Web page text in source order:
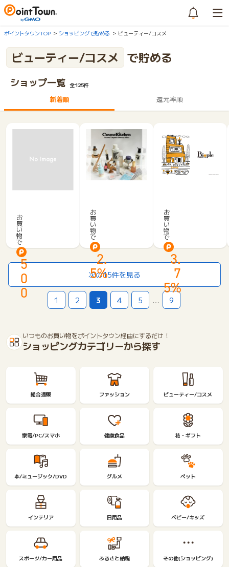
ポイントタウンTOP ショッピングで貯める ビューティー/コスメ
ビューティー/コスメ で貯める
ショップ一覧 全125件
新着順 還元率順
ス
化
粧
品】
ふ
き
取
り
実
ト
N
（初
お
買
い
物
で
5
0
0
ュ
ラ
ル
セ
レ
ト
シ
ョ
ッ
プ
メ
キ
お
買
い
物
で
2.
5%
o
p
l
e
お
買
い
物
で
3.
7
5%
次の15件を見る
1 2 3 4 5 … 9
いつものお買い物をポイントタウン経由にするだけ！
ショッピングカテゴリーから探す
総合通販 ファッション ビューティー/コスメ
家電/PC/スマホ 健康食品 花・ギフト
本/ミュージック/DVD グルメ ペット
インテリア 日用品 ベビー/キッズ
スポーツ/カー用品 ふるさと納税 その他(ショッピング)